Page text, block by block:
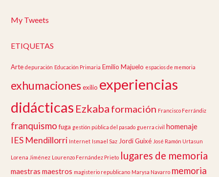
My Tweets
ETIQUETAS
Arte depuración Educación Primaria Emilio Majuelo espacios de memoria
exhumaciones exilio experiencias
didácticas Ezkaba formación Francisco Ferrándiz
franquismo fuga gestión pública del pasado guerra civil homenaje
IES Mendillorri Internet Ismael Saz Jordi Guixé José Ramón Urtasun
Lorena Jiménez Lourenzo Fernández Prieto lugares de memoria
maestras maestros magisterio republicano Marysa Navarro memoria